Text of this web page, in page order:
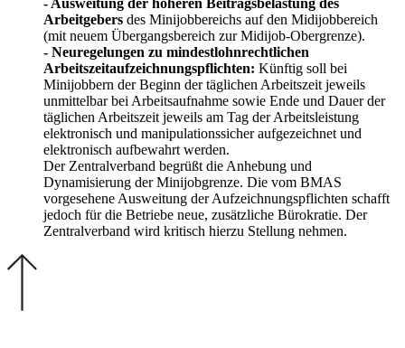
Arbeitgebers des Minijobbereichs auf den Midijobbereich
(mit neuem Übergangsbereich zur Midijob-Obergrenze).
- Neuregelungen zu mindestlohnrechtlichen
Arbeitszeitaufzeichnungspflichten: Künftig soll bei
Minijobbern der Beginn der täglichen Arbeitszeit jeweils
unmittelbar bei Arbeitsaufnahme sowie Ende und Dauer der
täglichen Arbeitszeit jeweils am Tag der Arbeitsleistung
elektronisch und manipulationssicher aufgezeichnet und
elektronisch aufbewahrt werden.
Der Zentralverband begrüßt die Anhebung und
Dynamisierung der Minijobgrenze. Die vom BMAS
vorgesehene Ausweitung der Aufzeichnungspflichten schafft
jedoch für die Betriebe neue, zusätzliche Bürokratie. Der
Zentralverband wird kritisch hierzu Stellung nehmen.